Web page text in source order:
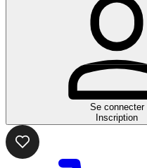
Se connecter
Inscription